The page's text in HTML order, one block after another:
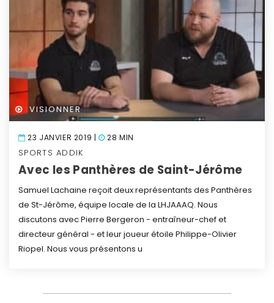
VISIONNER
23 JANVIER 2019 | 28 MIN
SPORTS ADDIK
Avec les Panthères de Saint-Jérôme
Samuel Lachaine reçoit deux représentants des Panthères
de St-Jérôme, équipe locale de la LHJAAAQ. Nous
discutons avec Pierre Bergeron - entraîneur-chef et
directeur général - et leur joueur étoile Philippe-Olivier
Riopel. Nous vous présentons u